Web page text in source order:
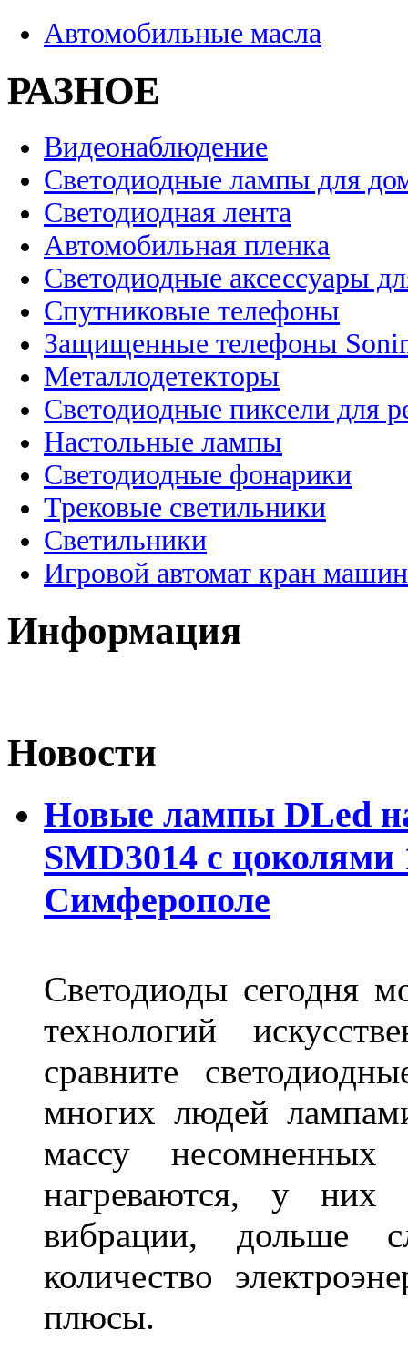
Автомобильные масла
РАЗНОЕ
Видеонаблюдение
Светодиодные лампы для
Светодиодная лента
Автомобильная пленка
Светодиодные аксессуары
Спутниковые телефоны
Защищенные телефоны
Металлодетекторы
Светодиодные пиксели для
Настольные лампы
Светодиодные фонарики
Трековые светильники
Светильники
Игровой автомат кран
Информация
Новости
Новые лампы DLed
SMD3014 с цоколями
Симферополе
Светодиоды сегодня
технологий
сравните
многих людей
массу
нагреваются, у них
вибрации, дольше
количество
плюсы.